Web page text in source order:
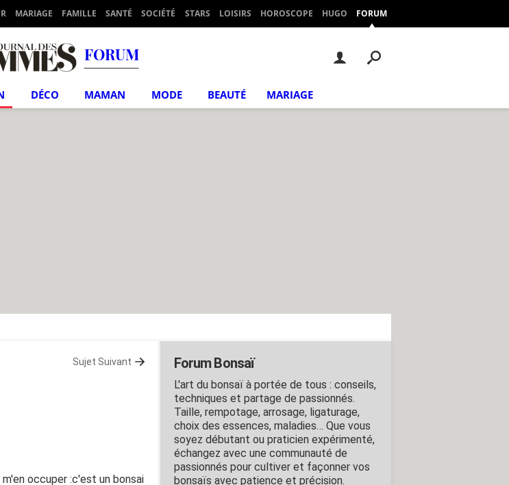
MARIAGE FAMILLE SANTÉ SOCIÉTÉ STARS LOISIRS HOROSCOPE HUGO FORUM
FORUM
DÉCO MAMAN MODE BEAUTÉ MARIAGE
Sujet Suivant
occuper :c'est un bonsai
Forum Bonsaï
L'art du bonsaï à portée de tous : conseils,
techniques et partage de passionnés.
Taille, rempotage, arrosage, ligaturage,
choix des essences, maladies… Que vous
soyez débutant ou praticien expérimenté,
échangez avec une communauté de
passionnés pour cultiver et façonner vos
bonsaïs avec patience et précision.